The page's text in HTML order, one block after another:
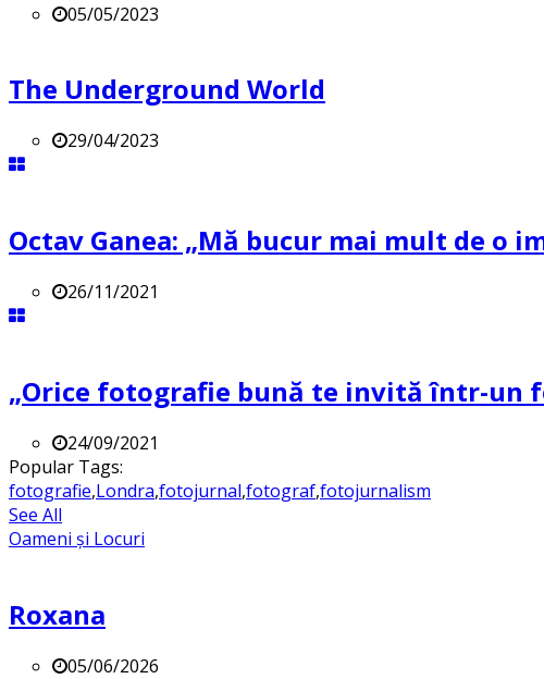
05/05/2023
The Underground World
29/04/2023
Octav Ganea: „Mă bucur mai mult de o
26/11/2021
„Orice fotografie bună te invită într-un
24/09/2021
Popular Tags:
fotografie,Londra,fotojurnal,fotograf,fotojurnalism
See All
Oameni și Locuri
Roxana
05/06/2026